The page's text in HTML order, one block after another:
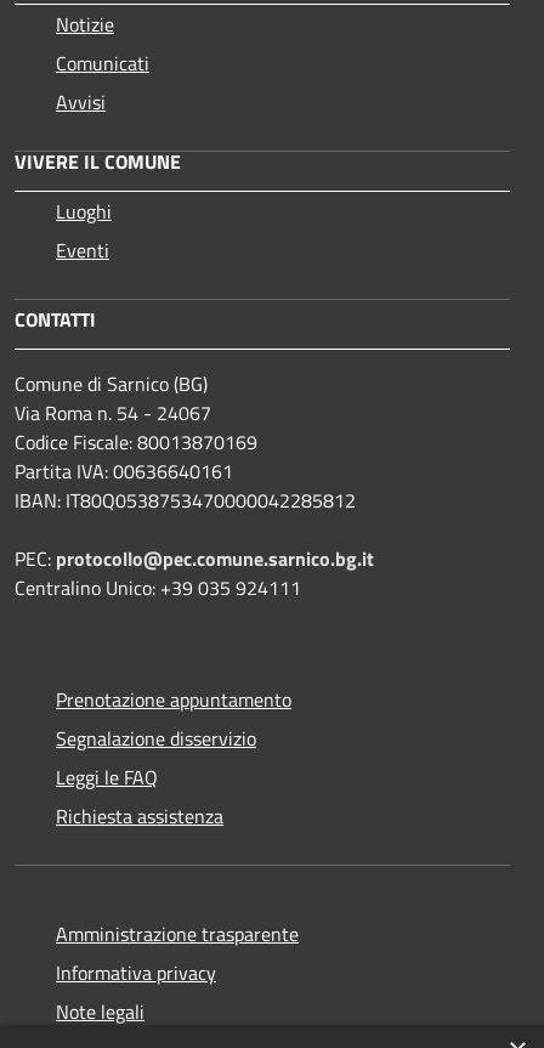
Notizie
Comunicati
Avvisi
VIVERE IL COMUNE
Luoghi
Eventi
CONTATTI
Comune di Sarnico (BG)
Via Roma n. 54 - 24067
Codice Fiscale: 80013870169
Partita IVA: 00636640161
IBAN: IT80Q0538753470000042285812
PEC: protocollo@pec.comune.sarnico.bg.it
Centralino Unico: +39 035 924111
Prenotazione appuntamento
Segnalazione disservizio
Leggi le FAQ
Richiesta assistenza
Amministrazione trasparente
Informativa privacy
Note legali